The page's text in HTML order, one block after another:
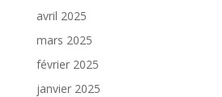
avril 2025
mars 2025
février 2025
janvier 2025